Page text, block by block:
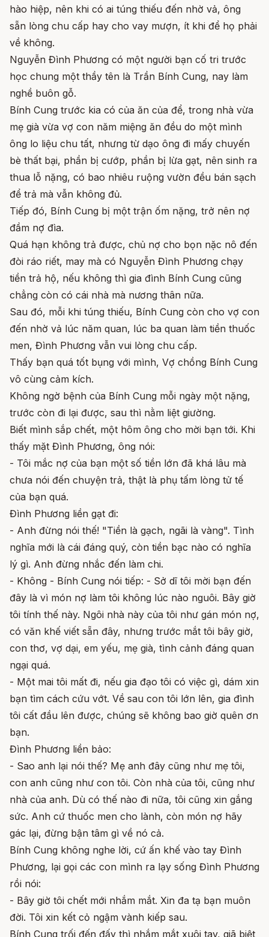
hào hiệp, nên khi có ai túng thiếu đến nhờ vả, ông
sẵn lòng chu cấp hay cho vay mượn, ít khi để họ phải
về không.
Nguyễn Đình Phương có một người bạn cố tri trước
học chung một thầy tên là Trần Bính Cung, nay làm
nghề buôn gỗ.
Bính Cung trước kia có của ăn của để, trong nhà vừa
mẹ già vừa vợ con năm miệng ăn đều do một mình
ông lo liệu chu tất, nhưng từ dạo ông đi mấy chuyến
bè thất bại, phần bị cướp, phần bị lừa gạt, nên sinh ra
thua lỗ nặng, có bao nhiêu ruộng vườn đều bán sạch
để trả mà vẫn không đủ.
Tiếp đó, Bính Cung bị một trận ốm nặng, trở nên nợ
đầm nợ đìa.
Quá hạn không trả được, chủ nợ cho bọn nặc nô đến
đòi ráo riết, may mà có Nguyễn Đình Phương chạy
tiền trả hộ, nếu không thì gia đình Bính Cung cũng
chẳng còn có cái nhà mà nương thân nữa.
Sau đó, mỗi khi túng thiếu, Bính Cung còn cho vợ con
đến nhờ vả lúc năm quan, lúc ba quan làm tiền thuốc
men, Đình Phương vẫn vui lòng chu cấp.
Thấy bạn quá tốt bụng với mình, Vợ chồng Bính Cung
vô cùng cảm kích.
Không ngờ bệnh của Bính Cung mỗi ngày một nặng,
trước còn đi lại được, sau thì nằm liệt giường.
Biết mình sắp chết, một hôm ông cho mời bạn tới. Khi
thấy mặt Đình Phương, ông nói:
- Tôi mắc nợ của bạn một số tiền lớn đã khá lâu mà
chưa nói đến chuyện trả, thật là phụ tấm lòng tử tế
của bạn quá.
Đình Phương liền gạt đi:
- Anh đừng nói thế! "Tiền là gạch, ngãi là vàng". Tình
nghĩa mới là cái đáng quý, còn tiền bạc nào có nghĩa
lý gì. Anh đừng nhắc đến làm chi.
- Không - Bính Cung nói tiếp: - Sở dĩ tôi mời bạn đến
đây là vì món nợ làm tôi không lúc nào nguôi. Bây giờ
tôi tính thế này. Ngôi nhà này của tôi như gán món nợ,
có văn khế viết sẵn đây, nhưng trước mắt tôi bây giờ,
con thơ, vợ dại, em yếu, mẹ già, tình cảnh đáng quan
ngại quá.
- Một mai tôi mất đi, nếu gia đạo tôi có việc gì, dám xin
bạn tìm cách cứu vớt. Về sau con tôi lớn lên, gia đình
tôi cất đầu lên được, chúng sẽ không bao giờ quên ơn
bạn.
Đình Phương liền bảo:
- Sao anh lại nói thế? Mẹ anh đây cũng như mẹ tôi,
con anh cũng như con tôi. Còn nhà của tôi, cũng như
nhà của anh. Dù có thế nào đi nữa, tôi cũng xin gắng
sức. Anh cứ thuốc men cho lành, còn món nợ hãy
gác lại, đừng bận tâm gì về nó cả.
Bính Cung không nghe lời, cứ ấn khế vào tay Đình
Phương, lại gọi các con mình ra lạy sống Đình Phương
rồi nói:
- Bây giờ tôi chết mới nhắm mắt. Xin đa tạ bạn muôn
đời. Tôi xin kết cỏ ngậm vành kiếp sau.
Bính Cung trối đến đấy thì nhắm mắt xuôi tay, giã biệt